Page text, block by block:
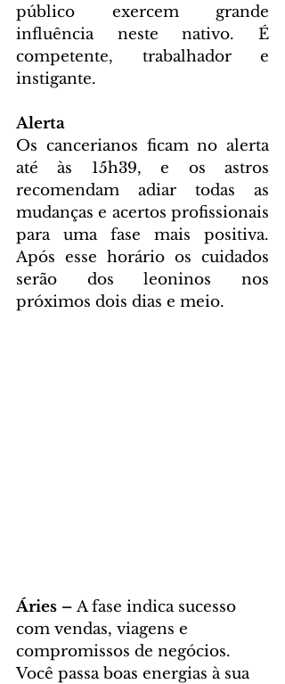
público exercem grande
influência neste nativo. É
competente, trabalhador e
instigante.
Alerta
Os cancerianos ficam no alerta
até às 15h39, e os astros
recomendam adiar todas as
mudanças e acertos profissionais
para uma fase mais positiva.
Após esse horário os cuidados
serão dos leoninos nos
próximos dois dias e meio.
Áries – A fase indica sucesso
com vendas, viagens e
compromissos de negócios.
Você passa boas energias à sua